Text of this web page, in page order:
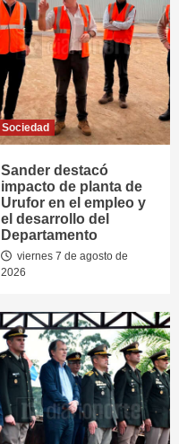
Sociedad
Sander destacó
impacto de planta de
Urufor en el empleo y
el desarrollo del
Departamento
viernes 7 de agosto de
2026